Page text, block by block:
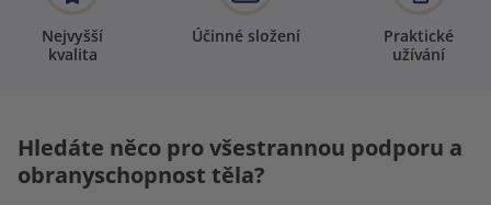
Nejvyšší
kvalita
Účinné složení
Praktické
užívání
Hledáte něco pro všestrannou podporu a
obranyschopnost těla?